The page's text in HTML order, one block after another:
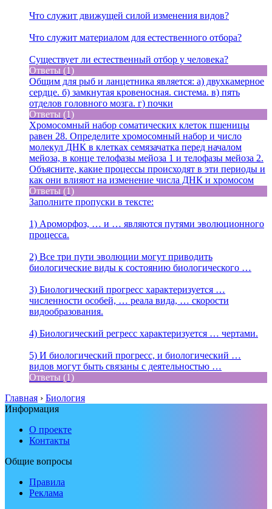
Что служит движущей силой изменения видов?
Что служит материалом для естественного отбора?
Существует ли естественный отбор у человека?
Ответы (1)
Общим для рыб и ланцетника является: а) двухкамерное
сердце. б) замкнутая кровеносная. система. в) пять
отделов головного мозга. г) почки
Ответы (1)
Хромосомный набор соматических клеток пшеницы
равен 28. Определите хромосомный набор и число
молекул ДНК в клетках семязачатка перед началом
мейоза, в конце телофазы мейоза 1 и телофазы мейоза 2.
Объясните, какие процессы происходят в эти периоды и
как они влияют на изменение числа ДНК и хромосом
Ответы (1)
Заполните пропуски в тексте:
1) Ароморфоз, … и … являются путями эволюционного
процесса.
2) Все три пути эволюции могут приводить
биологические виды к состоянию биологического …
3) Биологический прогресс характеризуется …
численности особей, … реала вида, … скорости
видообразования.
4) Биологический регресс характеризуется … чертами.
5) И биологический прогресс, и биологический …
видов могут быть связаны с деятельностью …
Ответы (1)
Главная › Биология
Информация
О проекте
Контакты
Общие вопросы
Правила
Реклама